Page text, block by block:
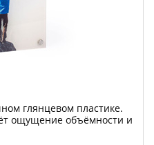
глянцевом пластике.
ощущение объёмности и